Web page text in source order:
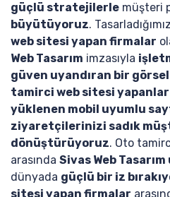
güçlü stratejilerle müşteri
büyütüyoruz.
web sitesi yapan firmalar
Web Tasarım imzasıyla
güven uyandıran bir
tamirci web sitesi yapanlar
yüklenen mobil uyumlu
ziyaretçilerinizi sadık
dönüştürüyoruz. Oto
arasında Sivas Web
dünyada güçlü bir iz
sitesi yapan firmalar